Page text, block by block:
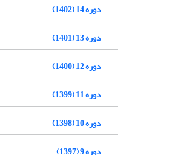
دوره 14 (1402)
دوره 13 (1401)
دوره 12 (1400)
دوره 11 (1399)
دوره 10 (1398)
دوره 9 (1397)